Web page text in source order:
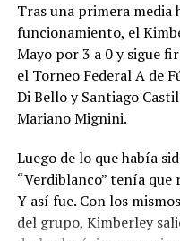
Tras una primera
funcionamiento, el
Mayo por 3 a 0 y sigue
el Torneo Federal A de
Di Bello y Santiago
Mariano Mignini.
Luego de lo que había
“Verdiblanco” tenía que
Y así fue. Con los
del grupo, Kimberley